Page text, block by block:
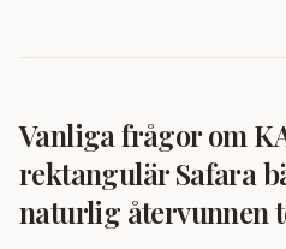
Vanliga frågor om
rektangulär Safara
naturlig återvunnen